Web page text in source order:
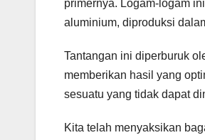
primernya. Logam-logam
aluminium, diproduksi
Tantangan ini diperburuk
memberikan hasil yang
sesuatu yang tidak dapat
Kita telah menyaksikan